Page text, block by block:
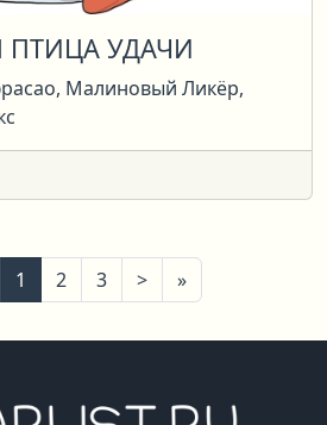
УДАЧИ
Малиновый Ликёр,
1 2 3 >Следующая
»Последняя